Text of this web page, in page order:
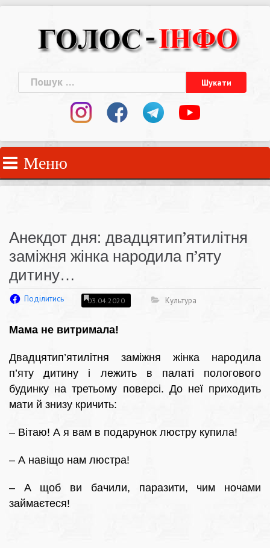
Пошук:
Меню
Анекдот дня: двадцятип’ятилітня
заміжня жінка народила п’яту
дитину…
Поділитись 03.04.2020 Культура
Мама не витримала!
Двадцятип’ятилітня заміжня жінка народила
п’яту дитину і лежить в палаті пологового
будинку на третьому поверсі. До неї приходить
мати й знизу кричить:
– Вітаю! А я вам в подарунок люстру купила!
– А навіщо нам люстра!
– А щоб ви бачили, паразити, чим ночами
займаєтеся!